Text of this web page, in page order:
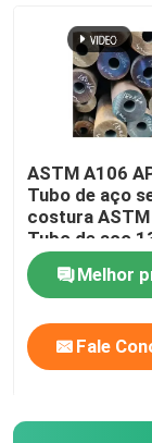
ASTM A106
Tubo de aço
costura
Tubo de aço
610Mm
Melhor
Fale